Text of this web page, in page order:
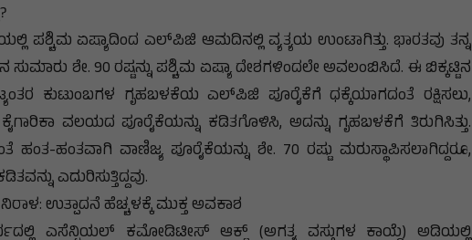
ಪಶ್ಚಿಮ ಏಷ್ಯಾದಿಂದ ಎಲ್‌ಪಿಜಿ ಆಮದಿನಲ್ಲಿ ವ್ಯತ್ಯಯ ಉಂಟಾಗಿತ್ತು. ಭಾರತವು ತನ್ನ
ಶೇ. 90 ರಷ್ಟನ್ನು ಪಶ್ಚಿಮ ಏಷ್ಯಾ ದೇಶಗಳಿಂದಲೇ ಅವಲಂಬಿಸಿದೆ. ಈ ಬಿಕ್ಕಟ್ಟಿನ
ಕುಟುಂಬಗಳ ಗೃಹಬಳಕೆಯ ಎಲ್‌ಪಿಜಿ ಪೂರೈಕೆಗೆ ಧಕ್ಕೆಯಾಗದಂತೆ ರಕ್ಷಿಸಲು,
ವಲಯದ ಪೂರೈಕೆಯನ್ನು ಕಡಿತಗೊಳಿಸಿ, ಅದನ್ನು ಗೃಹಬಳಕೆಗೆ ತಿರುಗಿಸಿತ್ತು.
ಹಂತ-ಹಂತವಾಗಿ ವಾಣಿಜ್ಯ ಪೂರೈಕೆಯನ್ನು ಶೇ. 70 ರಷ್ಟು ಮರುಸ್ಥಾಪಿಸಲಾಗಿದ್ದರೂ,
ಎದುರಿಸುತ್ತಿದ್ದವು.
ಉತ್ಪಾದನೆ ಹೆಚ್ಚಳಕ್ಕೆ ಮುಕ್ತ ಅವಕಾಶ
ಎಸೆನ್ಷಿಯಲ್ ಕಮೋಡಿಟೀಸ್ ಆಕ್ಟ್ (ಅಗತ್ಯ ವಸ್ತುಗಳ ಕಾಯ್ದೆ) ಅಡಿಯಲ್ಲಿ